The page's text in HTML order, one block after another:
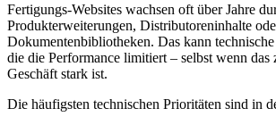
Fertigungs-Websites wachsen oft über Jahre
Produkterweiterungen, Distributoreninhalte
Dokumentenbibliotheken. Das kann
die die Performance limitiert – selbst wenn das
Geschäft stark ist.
Die häufigsten technischen Prioritäten sind in